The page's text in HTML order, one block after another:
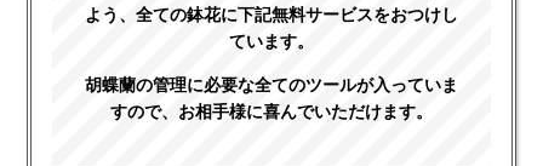
よう、全ての鉢花に下記無料サービスをおつけし
ています。
胡蝶蘭の管理に必要な全てのツールが入っていま
すので、お相手様に喜んでいただけます。